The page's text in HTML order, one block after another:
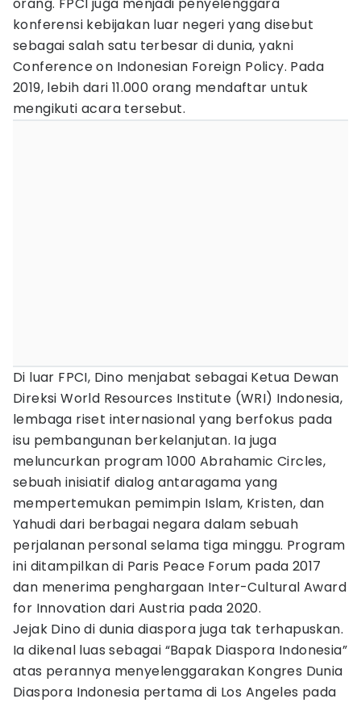
konferensi kebijakan luar negeri yang disebut
sebagai salah satu terbesar di dunia, yakni
Conference on Indonesian Foreign Policy. Pada
2019, lebih dari 11.000 orang mendaftar untuk
mengikuti acara tersebut.
Di luar FPCI, Dino menjabat sebagai Ketua Dewan
Direksi World Resources Institute (WRI) Indonesia,
lembaga riset internasional yang berfokus pada
isu pembangunan berkelanjutan. Ia juga
meluncurkan program 1000 Abrahamic Circles,
sebuah inisiatif dialog antaragama yang
mempertemukan pemimpin Islam, Kristen, dan
Yahudi dari berbagai negara dalam sebuah
perjalanan personal selama tiga minggu. Program
ini ditampilkan di Paris Peace Forum pada 2017
dan menerima penghargaan Inter-Cultural Award
for Innovation dari Austria pada 2020.
Jejak Dino di dunia diaspora juga tak terhapuskan.
Ia dikenal luas sebagai “Bapak Diaspora Indonesia”
atas perannya menyelenggarakan Kongres Dunia
Diaspora Indonesia pertama di Los Angeles pada